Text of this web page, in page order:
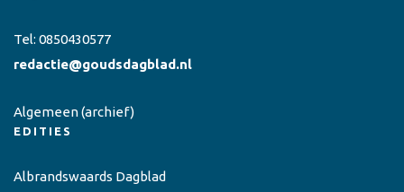
Tel: 0850430577
redactie@goudsdagblad.nl
Algemeen(archief)
EDITIES
Albrandswaards Dagblad